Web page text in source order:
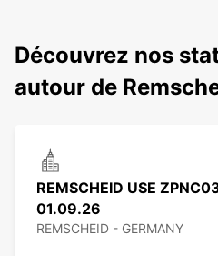
Découvrez nos
autour de
REMSCHEID USE
01.09.26
REMSCHEID - GERMANY